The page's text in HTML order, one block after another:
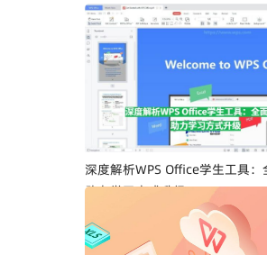
深度解析WPS Office学生工具：
助力学习方式升级